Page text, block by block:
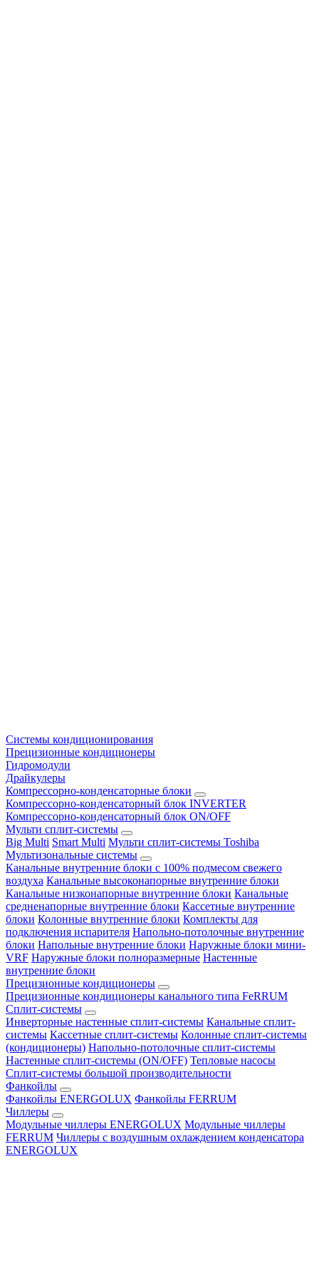
Системы кондиционирования
Прецизионные кондиционеры
Гидромодули
Драйкулеры
Компрессорно-конденсаторные блоки
Компрессорно-конденсаторный блок INVERTER
Компрессорно-конденсаторный блок ON/OFF
Мульти сплит-системы
Big Multi Smart Multi Мульти сплит-системы Toshiba
Мультизональные системы
Канальные внутренние блоки с 100% подмесом свежего
воздуха Канальные высоконапорные внутренние блоки
Канальные низконапорные внутренние блоки Канальные
средненапорные внутренние блоки Кассетные внутренние
блоки Колонные внутренние блоки Комплекты для
подключения испарителя Напольно-потолочные внутренние
блоки Напольные внутренние блоки Наружные блоки мини-
VRF Наружные блоки полноразмерные Настенные
внутренние блоки
Прецизионные кондиционеры
Прецизионные кондиционеры канального типа FeRRUM
Сплит-системы
Инверторные настенные сплит-системы Канальные сплит-
системы Кассетные сплит-системы Колонные сплит-системы
(кондиционеры) Напольно-потолочные сплит-системы
Настенные сплит-системы (ON/OFF) Тепловые насосы
Сплит-системы большой производительности
Фанкойлы
Фанкойлы ENERGOLUX Фанкойлы FERRUM
Чиллеры
Модульные чиллеры ENERGOLUX Модульные чиллеры
FERRUM Чиллеры с воздушным охлаждением конденсатора
ENERGOLUX